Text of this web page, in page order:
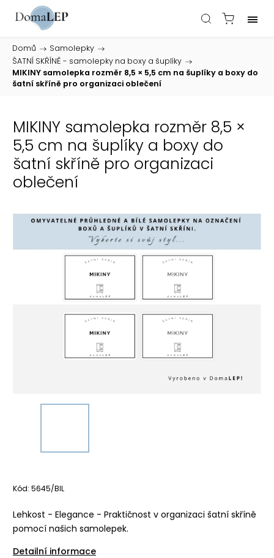
Domů / Samolepky /
ŠATNÍ SKŘÍNĚ - samolepky na boxy a šuplíky /
MIKINY samolepka rozměr 8,5 × 5,5 cm na šuplíky a boxy do
šatní skříně pro organizaci oblečení
MIKINY samolepka rozměr 8,5 ×
5,5 cm na šuplíky a boxy do
šatní skříně pro organizaci
oblečení
Kód: 5645/BIL
Lehkost - Elegance - Praktičnost v organizaci šatní skříně
pomocí našich samolepek.
Detailní informace